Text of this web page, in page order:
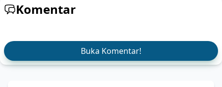
Komentar
Buka Komentar!